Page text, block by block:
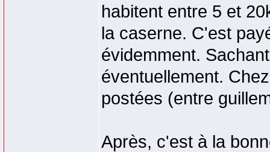
habitent entre 5 et
la caserne. C'est
évidemment.
éventuellement.
postées (entre
Après, c'est à la